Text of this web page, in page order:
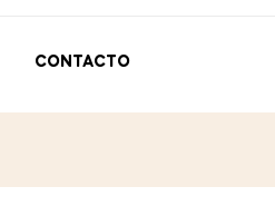
CONTACTO